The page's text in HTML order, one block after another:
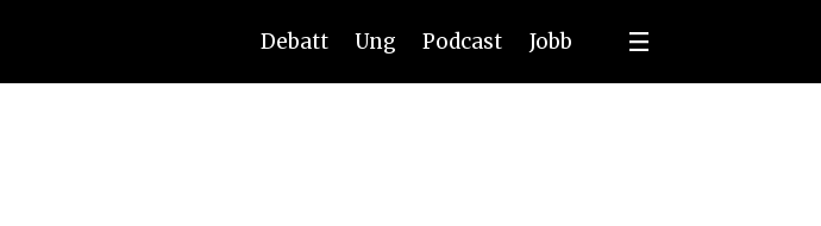
Debatt Ung Podcast Jobb